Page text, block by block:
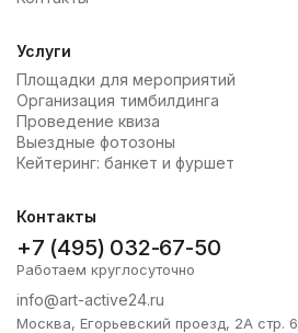
Услуги
Площадки для мероприятий
Организация тимбилдинга
Проведение квиза
Выездные фотозоны
Кейтеринг: банкет и фуршет
Контакты
+7 (495) 032-67-50
Работаем круглосуточно
info@art-active24.ru
Москва, Егорьевский проезд, 2А стр. 6